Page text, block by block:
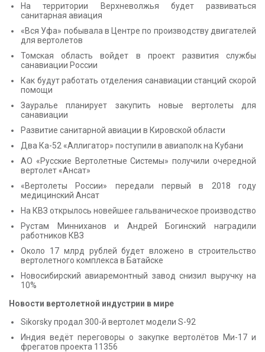
На территории Верхневолжья будет развиваться
санитарная авиация
«Вся Уфа» побывала в Центре по производству двигателей
для вертолетов
Томская область войдет в проект развития службы
санавиации России
Как будут работать отделения санавиации станций скорой
помощи
Зауралье планирует закупить новые вертолеты для
санавиации
Развитие санитарной авиации в Кировской области
Два Ка-52 «Аллигатор» поступили в авиаполк на Кубани
АО «Русские Вертолетные Системы» получили очередной
вертолет «Ансат»
«Вертолеты России» передали первый в 2018 году
медицинский Ансат
На КВЗ открылось новейшее гальваническое производство
Рустам Минниханов и Андрей Богинский наградили
работников КВЗ
Около 17 млрд рублей будет вложено в строительство
вертолетного комплекса в Батайске
Новосибирский авиаремонтный завод снизил выручку на
10%
Новости вертолетной индустрии в мире
Sikorsky продал 300-й вертолет модели S-92
Индия ведёт переговоры о закупке вертолётов Ми-17 и
фрегатов проекта 11356